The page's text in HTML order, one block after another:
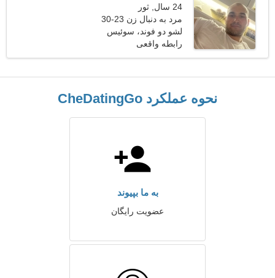
24 سال, ثور
مرد به دنبال زن 23-30
لشو دو فوند، سوئیس
رابطه واقعی
نحوه عملکرد CheDatingGo
به ما بپیوند
عضویت رایگان